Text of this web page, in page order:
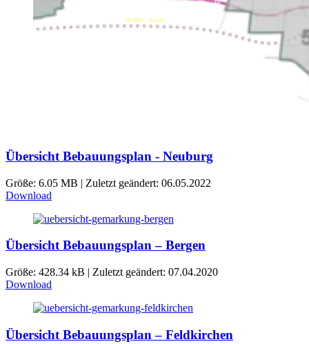
Übersicht Bebauungsplan - Neuburg
Größe: 6.05 MB | Zuletzt geändert: 06.05.2022
Download
Übersicht Bebauungsplan – Bergen
Größe: 428.34 kB | Zuletzt geändert: 07.04.2020
Download
Übersicht Bebauungsplan – Feldkirchen